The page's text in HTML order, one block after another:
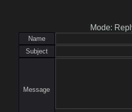
Mode:
Name
Subject
Message